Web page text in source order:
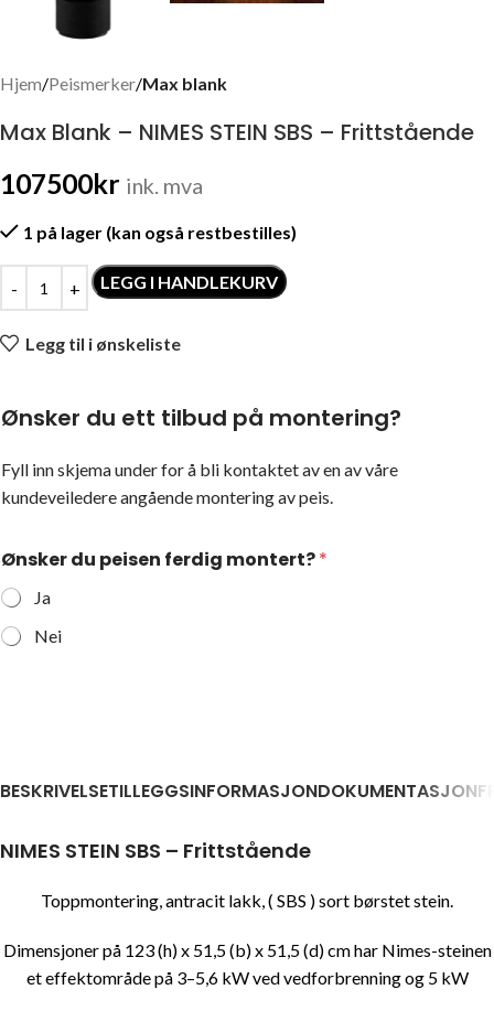
Hjem Peismerker Max blank
Max Blank – NIMES STEIN SBS – Frittstående
107500kr ink. mva
1 på lager (kan også restbestilles)
LEGG I HANDLEKURV
Legg til i ønskeliste
Ønsker du ett tilbud på montering?
Fyll inn skjema under for å bli kontaktet av en av våre
kundeveiledere angående montering av peis.
Ønsker du peisen ferdig montert?*
Ja
Nei
BESKRIVELSETILLEGGSINFORMASJONDOKUMENTASJON
NIMES STEIN SBS – Frittstående
Toppmontering, antracit lakk, ( SBS ) sort børstet stein.
Dimensjoner på 123 (h) x 51,5 (b) x 51,5 (d) cm har Nimes-steinen
et effektområde på 3–5,6 kW ved vedforbrenning og 5 kW